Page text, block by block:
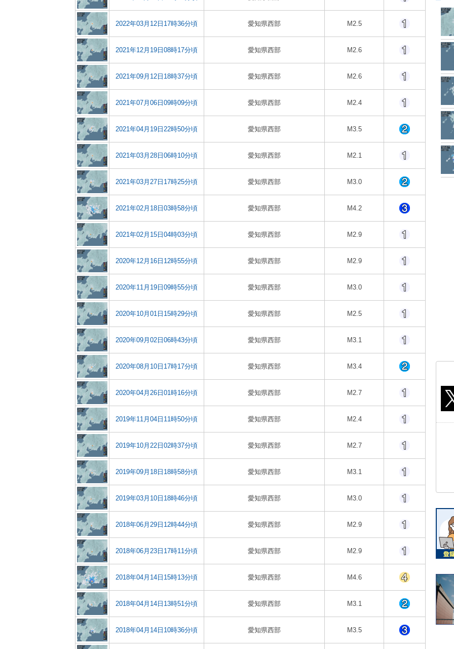
2022年03月12日17時36分頃 愛知県西部 M2.5
2021年12月19日08時17分頃 愛知県西部 M2.6
2021年09月12日18時37分頃 愛知県西部 M2.6
2021年07月06日09時09分頃 愛知県西部 M2.4
2021年04月19日22時50分頃 愛知県西部 M3.5
2021年03月28日06時10分頃 愛知県西部 M2.1
2021年03月27日17時25分頃 愛知県西部 M3.0
2021年02月18日03時58分頃 愛知県西部 M4.2
2021年02月15日04時03分頃 愛知県西部 M2.9
2020年12月16日12時55分頃 愛知県西部 M2.9
2020年11月19日09時55分頃 愛知県西部 M3.0
2020年10月01日15時29分頃 愛知県西部 M2.5
2020年09月02日06時43分頃 愛知県西部 M3.1
2020年08月10日17時17分頃 愛知県西部 M3.4
2020年04月26日01時16分頃 愛知県西部 M2.7
2019年11月04日11時50分頃 愛知県西部 M2.4
2019年10月22日02時37分頃 愛知県西部 M2.7
2019年09月18日18時58分頃 愛知県西部 M3.1
2019年03月10日18時46分頃 愛知県西部 M3.0
2018年06月29日12時44分頃 愛知県西部 M2.9
2018年06月23日17時11分頃 愛知県西部 M2.9
2018年04月14日15時13分頃 愛知県西部 M4.6
2018年04月14日13時51分頃 愛知県西部 M3.1
2018年04月14日10時36分頃 愛知県西部 M3.5